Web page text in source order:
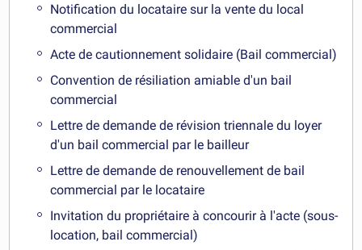
MON COMPTE
Notification du locataire sur la vente du local
commercial
Acte de cautionnement solidaire (Bail commercial)
Convention de résiliation amiable d'un bail
commercial
Lettre de demande de révision triennale du loyer
d'un bail commercial par le bailleur
Lettre de demande de renouvellement de bail
commercial par le locataire
Invitation du propriétaire à concourir à l'acte (sous-
location, bail commercial)